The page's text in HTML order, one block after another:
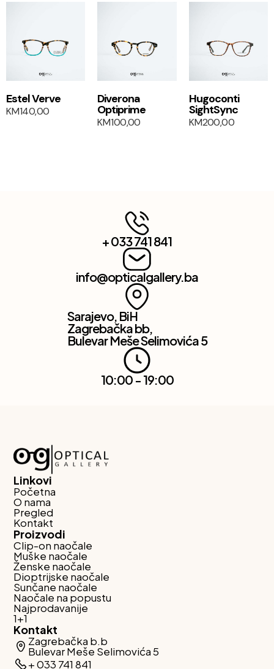
Estel Verve
KM140,00
1+1
Diverona
Optiprime
KM100,00
Hugoconti
SightSync
KM200,00
+ 033 741 841
info@opticalgallery.ba
Sarajevo, BiH
Zagrebačka bb,
Bulevar Meše Selimovića 5
10:00 - 19:00
Linkovi
Početna
O nama
Pregled
Kontakt
Proizvodi
Clip-on naočale
Muške naočale
Ženske naočale
Dioptrijske naočale
Sunčane naočale
Naočale na popustu
Najprodavanije
1+1
Kontakt
Zagrebačka b.b
Bulevar Meše Selimovića 5
+ 033 741 841